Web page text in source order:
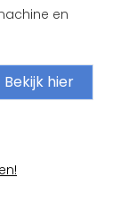
en
Bekijk hier